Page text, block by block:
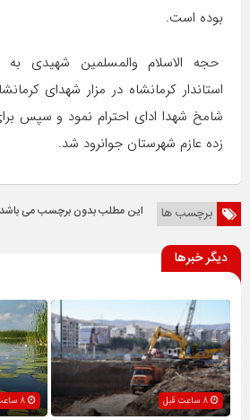
بوده است.
حجه الاسلام والمسلمین شهیدی به
استاندار کرمانشاه در مزار شهدای
شامخ شهدا ادای احترام نمود و سپس
زده عازم شهرستان جوانرود شد.
برچسب ها این مطلب بدون برچسب می
دیگر خبرها
8 ساعت قبل